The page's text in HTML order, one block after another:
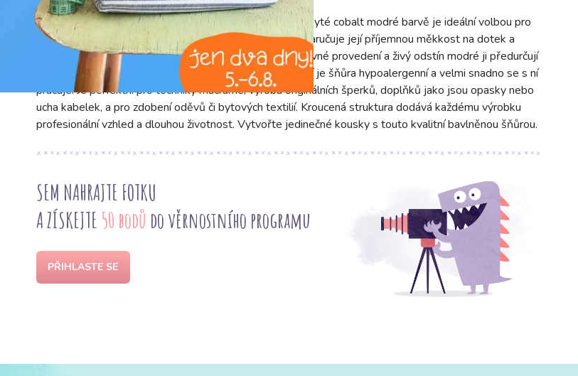
Naše bavlněná kroucená šňůra o šířce 0.8 cm (8 mm) v syté cobalt modré barvě je ideální volbou pro
vaše tvůrčí projekty. Vyrobena je ze 100% bavlny, což zaručuje její příjemnou měkkost na dotek a
současně výjimečnou pevnost a odolnost. Její jednobarevné provedení a živý odstín modré ji předurčují
pro elegantní a moderní aplikace. Díky přírodnímu složení je šňůra hypoalergenní a velmi snadno se s ní
pracuje. Je perfektní pro techniky macramé, výrobu originálních šperků, doplňků jako jsou opasky nebo
ucha kabelek, a pro zdobení oděvů či bytových textilií. Kroucená struktura dodává každému výrobku
profesionální vzhled a dlouhou životnost. Vytvořte jedinečné kousky s touto kvalitní bavlněnou šňůrou.
SEM NAHRAJTE FOTKU
A ZÍSKEJTE 50 bodů do věrnostního programu
PŘIHLASTE SE